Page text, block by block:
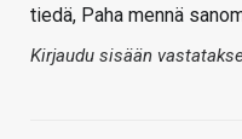
tiedä, Paha mennä
Kirjaudu sisään